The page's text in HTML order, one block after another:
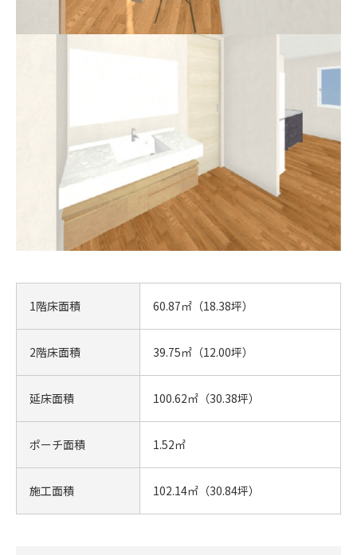
1階床面積 60.87㎡（18.38坪）
2階床面積 39.75㎡（12.00坪）
延床面積 100.62㎡（30.38坪）
ポーチ面積 1.52㎡
施工面積 102.14㎡（30.84坪）